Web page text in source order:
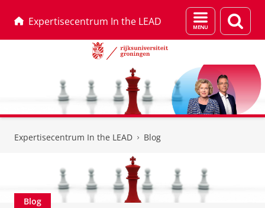
Expertisecentrum In the LEAD
Menu
en
Expertisecentrum In the LEAD Blog
Blog